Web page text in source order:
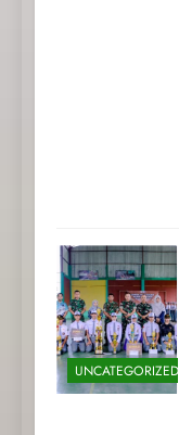
UNCATEGORIZED